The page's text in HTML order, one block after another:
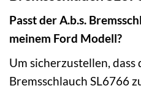
Passt der A.b.s.
meinem Ford Modell?
Um sicherzustellen, dass
Bremsschlauch SL6766